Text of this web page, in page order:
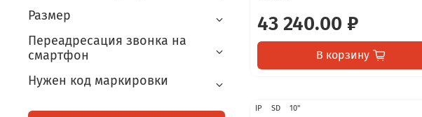
43 240.00 ₽
В корзину
IP SD 10"
Размер
Переадресация звонка на
смартфон
Нужен код маркировки